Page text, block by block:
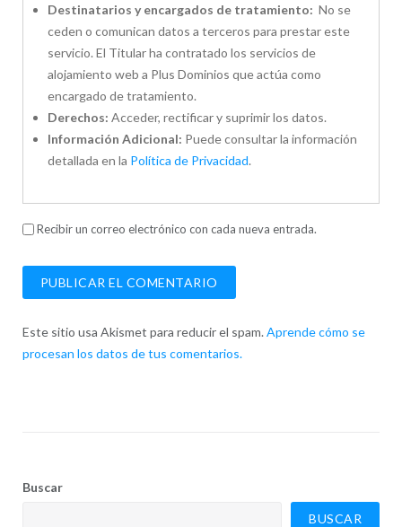
Destinatarios y encargados de tratamiento: No se
ceden o comunican datos a terceros para prestar este
servicio. El Titular ha contratado los servicios de
alojamiento web a Plus Dominios que actúa como
encargado de tratamiento.
Derechos: Acceder, rectificar y suprimir los datos.
Información Adicional: Puede consultar la información
detallada en la Política de Privacidad.
Recibir un correo electrónico con cada nueva entrada.
Este sitio usa Akismet para reducir el spam. Aprende cómo se
procesan los datos de tus comentarios.
Buscar
BUSCAR